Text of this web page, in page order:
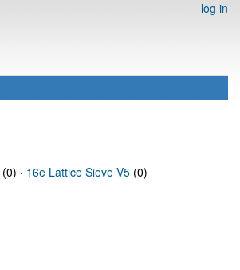
log in
(0) · 16e Lattice Sieve V5 (0)